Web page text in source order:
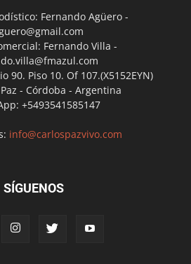
Fernando Agüero -
Fernando Villa -
90. Piso 10. Of 107.(X5152EYN)
- Córdoba - Argentina
+5493541585147
info@carlospazvivo.com
SÍGUENOS